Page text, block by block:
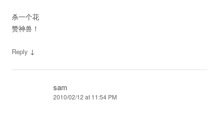
杀一个花
赞神兽！
Reply ↓
sam
2010/02/12 at 11:54 PM